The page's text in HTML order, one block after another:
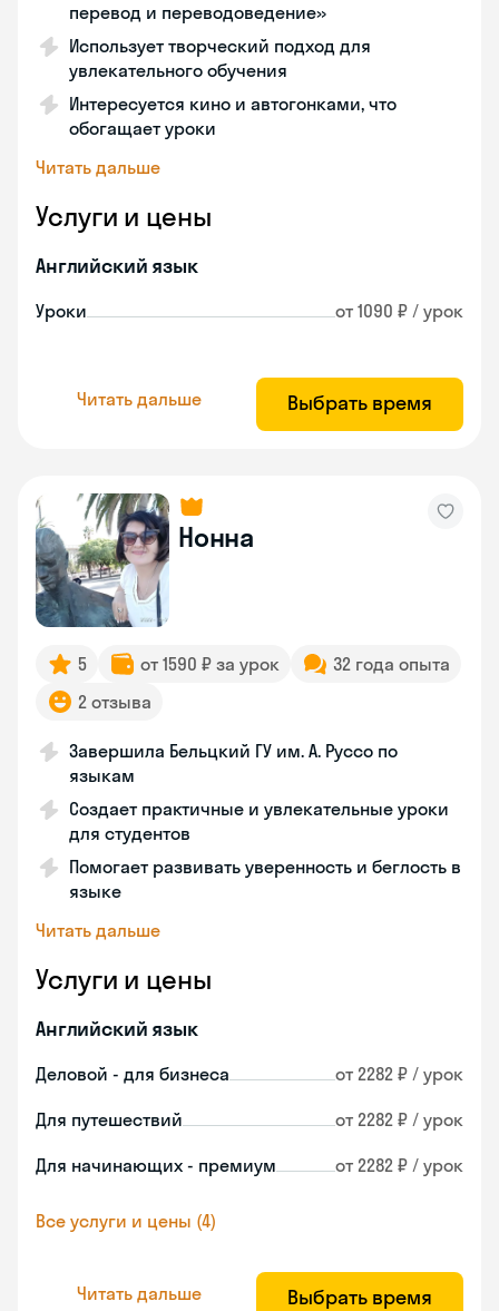
перевод и переводоведение»
Использует творческий подход для
увлекательного обучения
Интересуется кино и автогонками, что
обогащает уроки
Читать дальше
Услуги и цены
Английский язык
Уроки от 1090 ₽ / урок
Читать дальше Выбрать время
Нонна
5 от 1590 ₽ за урок
32 года опыта
2 отзыва
Завершила Бельцкий ГУ им. А. Руссо по
языкам
Создает практичные и увлекательные уроки
для студентов
Помогает развивать уверенность и беглость в
языке
Читать дальше
Услуги и цены
Английский язык
Деловой - для бизнеса от 2282 ₽ / урок
Для путешествий от 2282 ₽ / урок
Для начинающих - премиум от 2282 ₽ / урок
Все услуги и цены (4)
Читать дальше Выбрать время